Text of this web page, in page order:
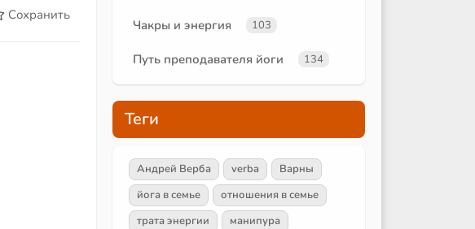
Сохранить
Чакры и энергия 103
Путь преподавателя йоги 134
Теги
Андрей Верба verba
Варны
йога в семье
отношения в семье
трата энергии
манипура